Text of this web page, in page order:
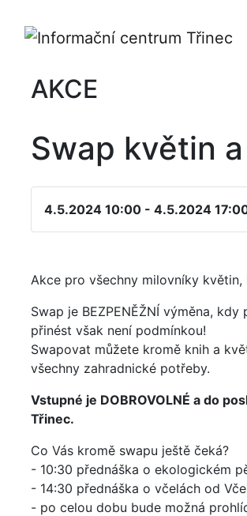
AKCE
Swap květin
4.5.2024 10:00 - 4.5.2024
Akce pro všechny milovníky
Swap je BEZPENĚŽNÍ výměna,
přinést však není podmínkou!
Swapovat můžete kromě knih a
všechny zahradnické potřeby.
Vstupné je DOBROVOLNÉ a do
Třinec.
Co Vás kromě swapu ještě čeká?
- 10:30 přednáška o ekologickém
- 14:30 přednáška o včelách od
- po celou dobu bude možná